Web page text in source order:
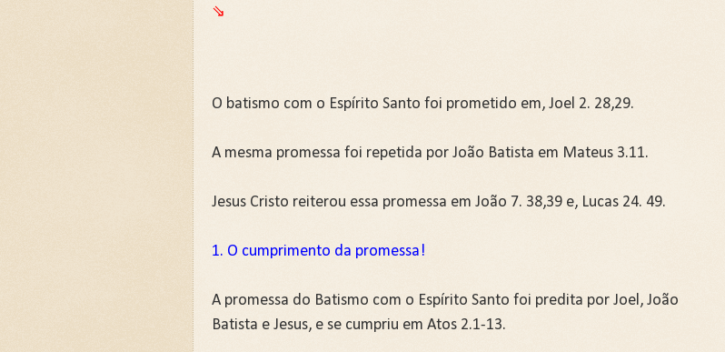
⇘
O batismo com o Espírito Santo foi prometido em, Joel 2. 28,29.
A mesma promessa foi repetida por João Batista em Mateus 3.11.
Jesus Cristo reiterou essa promessa em João 7. 38,39 e, Lucas 24. 49.
1. O cumprimento da promessa!
A promessa do Batismo com o Espírito Santo foi predita por Joel, João
Batista e Jesus, e se cumpriu em Atos 2.1-13.